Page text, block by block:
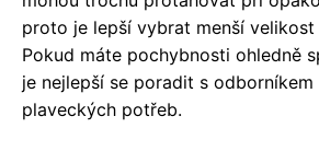
proto je lepší vybrat menší
Pokud máte pochybnosti ohledně
je nejlepší se poradit s
plaveckých potřeb.